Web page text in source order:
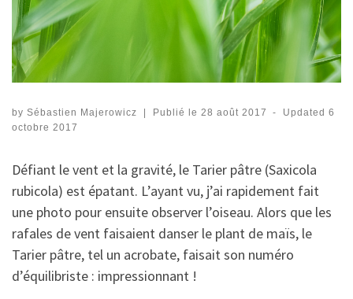
by Sébastien Majerowicz | Publié le 28 août 2017 - Updated6
octobre 2017
Défiant le vent et la gravité, le Tarier pâtre (Saxicola
rubicola) est épatant. L’ayant vu, j’ai rapidement fait
une photo pour ensuite observer l’oiseau. Alors que les
rafales de vent faisaient danser le plant de maïs, le
Tarier pâtre, tel un acrobate, faisait son numéro
d’équilibriste : impressionnant !